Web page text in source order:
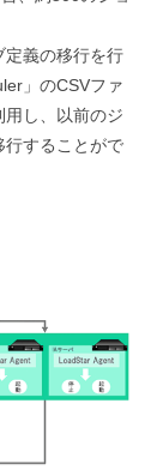
定義の移行を行
」のCSVファ
し、以前のジ
行することがで